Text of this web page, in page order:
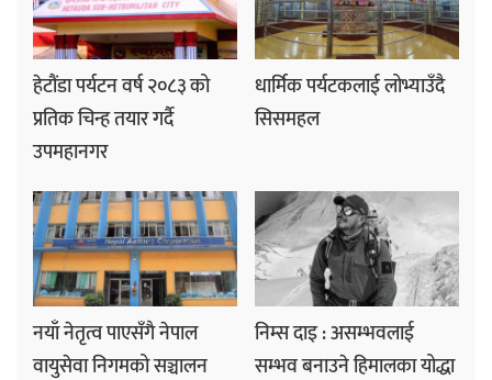
हेटौंडा पर्यटन वर्ष २०८३ को
प्रतिक चिन्ह तयार गर्दै
उपमहानगर
धार्मिक पर्यटकलाई लोभ्याउँदै
सिसमहल
नयाँ नेतृत्व पाएसँगै नेपाल
वायुसेवा निगमको सञ्चालन
निम्स दाइ : असम्भवलाई
सम्भव बनाउने हिमालका योद्धा